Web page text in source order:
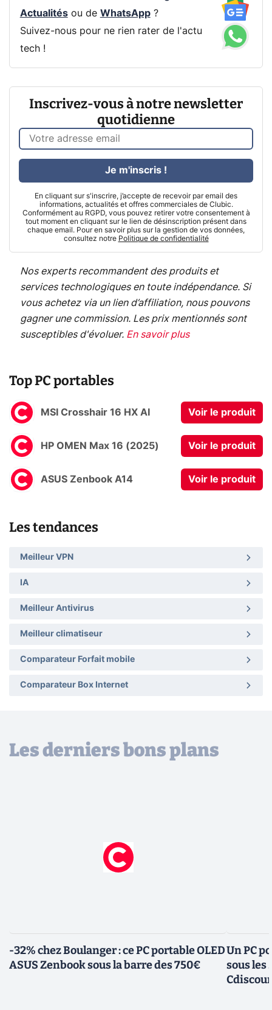
Actualitésou de WhatsApp?
Suivez-nous pour ne rien rater de l'actu
tech !
Inscrivez-vous à notre newsletter
quotidienne
En cliquant sur s'inscrire, j’accepte de recevoir par email des
informations, actualités et offres commerciales de Clubic.
Conformément au RGPD, vous pouvez retirer votre consentement à
tout moment en cliquant sur le lien de désinscription présent dans
chaque email. Pour en savoir plus sur la gestion de vos données,
consultez notre Politique de confidentialité
Je m'inscris !
Nos experts recommandent des produits et
services technologiques en toute indépendance. Si
vous achetez via un lien d’affiliation, nous pouvons
gagner une commission. Les prix mentionnés sont
susceptibles d'évoluer. En savoir plus
Top PC portables
MSI Crosshair 16 HX AI Voir le produit
HP OMEN Max 16 (2025) Voir le produit
ASUS Zenbook A14 Voir le produit
Les tendances
Meilleur VPN
IA
Meilleur Antivirus
Meilleur climatiseur
Comparateur Forfait mobile
Comparateur Box Internet
Les derniers bons plans
-32% chez Boulanger : ce PC portable OLED
ASUS Zenbook sous la barre des 750€
Un PC
sous les